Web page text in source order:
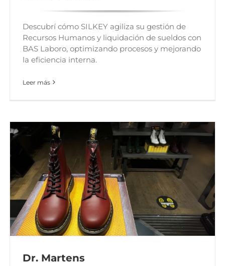
Descubrí cómo SILKEY agiliza su gestión de
Recursos Humanos y liquidación de sueldos con
BAS Laboro, optimizando procesos y mejorando
la eficiencia interna.
Leer más
Dr. Martens